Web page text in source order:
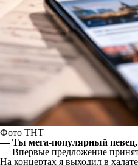
Фото ТНТ
— Ты мега-популярный певец,
— Впервые предложение
На концертах я выходил в